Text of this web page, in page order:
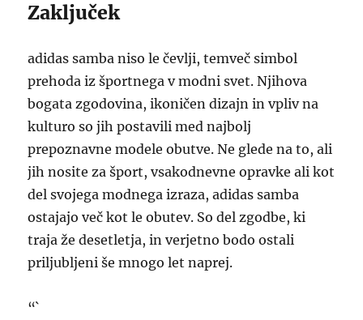
Zaključek
adidas samba niso le čevlji, temveč simbol
prehoda iz športnega v modni svet. Njihova
bogata zgodovina, ikoničen dizajn in vpliv na
kulturo so jih postavili med najbolj
prepoznavne modele obutve. Ne glede na to, ali
jih nosite za šport, vsakodnevne opravke ali kot
del svojega modnega izraza, adidas samba
ostajajo več kot le obutev. So del zgodbe, ki
traja že desetletja, in verjetno bodo ostali
priljubljeni še mnogo let naprej.
“`